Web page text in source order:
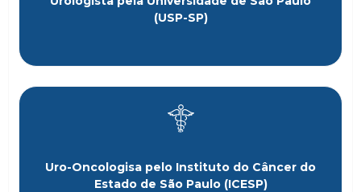
(USP-SP)
Uro-Oncologisa pelo Instituto do Câncer do
Estado de São Paulo (ICESP)